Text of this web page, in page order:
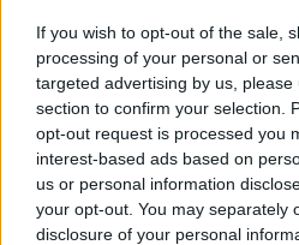
If you wish to opt-out of the sale,
processing of your personal or
targeted advertising by us,
section to confirm your selection.
opt-out request is processed you
interest-based ads based on
us or personal information
your opt-out. You may separately
disclosure of your personal
Private Health Forum 2026Új
egészségügy előtt - De mégis
magánegészségügyi szektor?
kiderül.Információ és
miniszterelnök a koronavírus-
új mérföldköveket ismertette,
hogy minden adminisztratív